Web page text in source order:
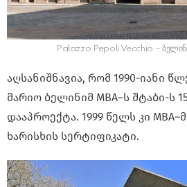
Palazzo Pepoli Vecchio –
აღსანიშნავია, რომ 1990-იანი
მარიო ბელინიმ MBA–ს შტაბი-ს
დააპროექტა. 1999 წელს კი
ხარისხის სერტიფიკატი.